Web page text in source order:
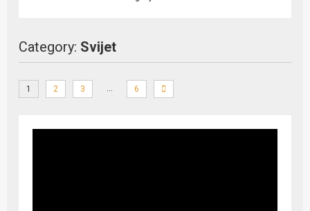
Category: Svijet
1 2 3 … 6